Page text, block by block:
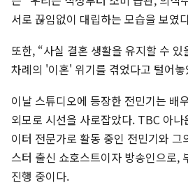
서로 끊임없이 대립하는 모습을 보였
또한, “사실 결혼 생활을 유지할 수
차례의 '이혼' 위기를 겪었다고 털어
이날 스튜디오에 등장한 전민기는 배
외모로 시선을 사로잡았다. TBC 아
이터 전문가로 활동 중인 전민기와 그
스터 출신 쇼호스트이자 방송인으로,
진행 중이다.